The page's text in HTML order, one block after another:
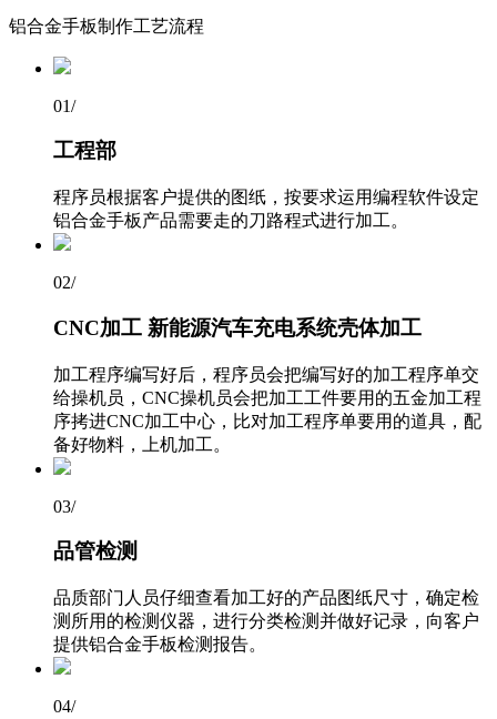
铝合金手板制作工艺流程
01/
工程部
程序员根据客户提供的图纸，按要求运用编程软件设定
铝合金手板产品需要走的刀路程式进行加工。
02/
CNC加工 新能源汽车充电系统壳体加工
加工程序编写好后，程序员会把编写好的加工程序单交
给操机员，CNC操机员会把加工工件要用的五金加工程
序拷进CNC加工中心，比对加工程序单要用的道具，配
备好物料，上机加工。
03/
品管检测
品质部门人员仔细查看加工好的产品图纸尺寸，确定检
测所用的检测仪器，进行分类检测并做好记录，向客户
提供铝合金手板检测报告。
04/